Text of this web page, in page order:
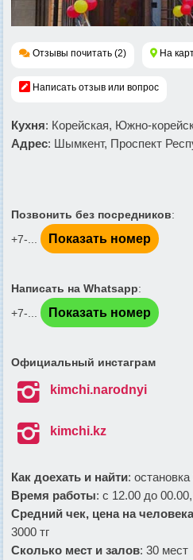
Отзывы почитать (2) На
Написать отзыв или вопрос
Кухня: Корейская, Южно-
Адрес: Шымкент, Проспект
Позвонить без посредников:
+7-...
Показать номер
Написать на Whatsapp:
+7-...
Показать номер
Официальный инстаграм
 kimchi.narodnyi
 kimchi.kz
Как доехать и найти:
Время работы: с 12.00 до
Средний чек, цена на человека
3000 тг
Сколько мест и залов: 30 мест